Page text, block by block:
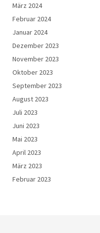
März 2024
Februar 2024
Januar 2024
Dezember 2023
November 2023
Oktober 2023
September 2023
August 2023
Juli 2023
Juni 2023
Mai 2023
April 2023
März 2023
Februar 2023